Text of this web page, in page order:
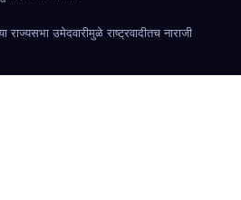
राज्यसभा उमेदवारीमुळे राष्ट्रवादीतच नाराजी